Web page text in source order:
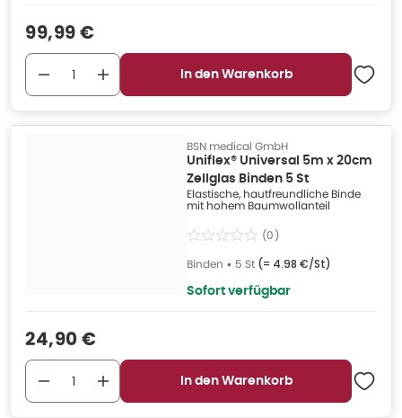
Verkaufspreis
99,99 €
In den Warenkorb
BSN medical GmbH
Uniflex® Universal 5m x 20cm
Zellglas Binden 5 St
Elastische, hautfreundliche Binde
mit hohem Baumwollanteil
(0)
Binden • 5 St (= 4.98 €/St)
Sofort verfügbar
Verkaufspreis
24,90 €
In den Warenkorb